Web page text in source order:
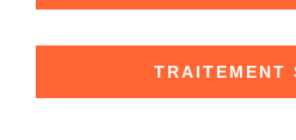
TRAITEMENT